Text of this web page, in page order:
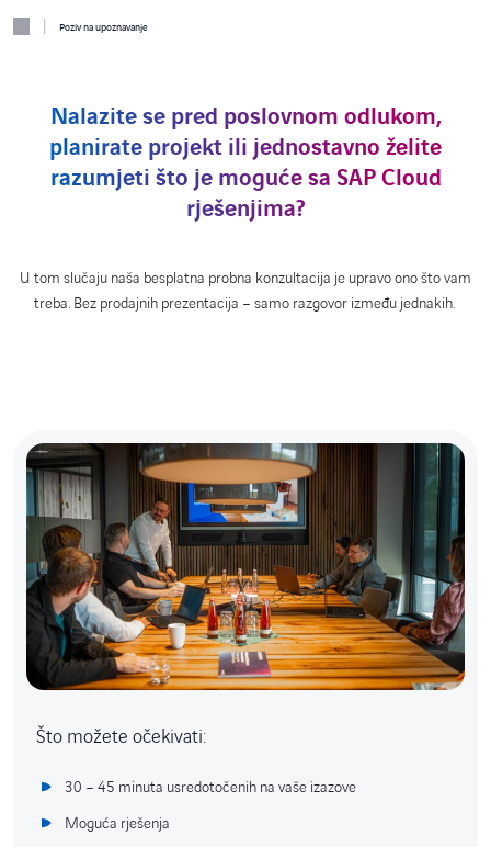
| Poziv na upoznavanje
Nalazite se pred poslovnom odlukom,
planirate projekt ili jednostavno želite
razumjeti što je moguće sa SAP Cloud
rješenjima?
U tom slučaju naša besplatna probna konzultacija je upravo ono što vam
treba. Bez prodajnih prezentacija – samo razgovor između jednakih.
Što možete očekivati:
30 – 45 minuta usredotočenih na vaše izazove
Moguća rješenja